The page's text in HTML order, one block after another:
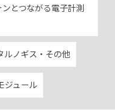
とつながる電子計測
ルノギス・その他
ジュール